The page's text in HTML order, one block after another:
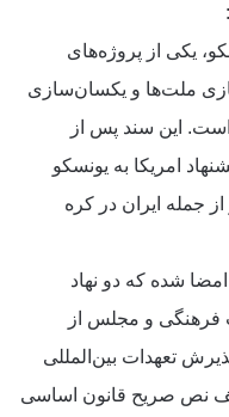
یونسکو، یکی از پروژه‌های
ملت‌ها و یکسان‌سازی
این سند پس از
امریکا به یونسکو
حضور وزرای ۱۳۰ کشور از جمله ایران در کره
شده که دو نهاد
فرهنگی و مجلس از
تعهدات بین‌المللی
نص صریح قانون اساسی